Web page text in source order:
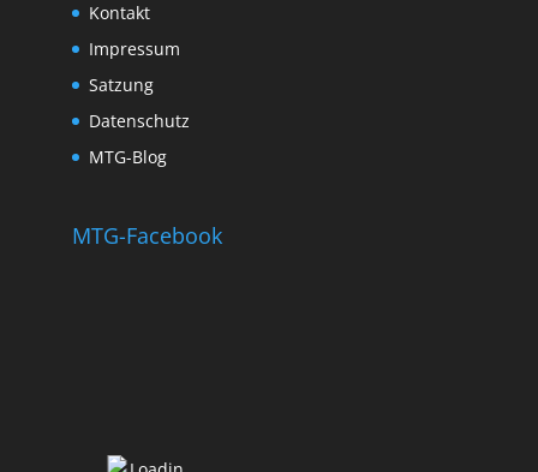
Kontakt
Impressum
Satzung
Datenschutz
MTG-Blog
MTG-Facebook